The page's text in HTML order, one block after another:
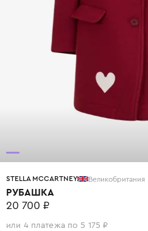
STELLA MCCARTNEY Великобритания
РУБАШКА
20 700 ₽
или 4 платежа по 5 175 ₽